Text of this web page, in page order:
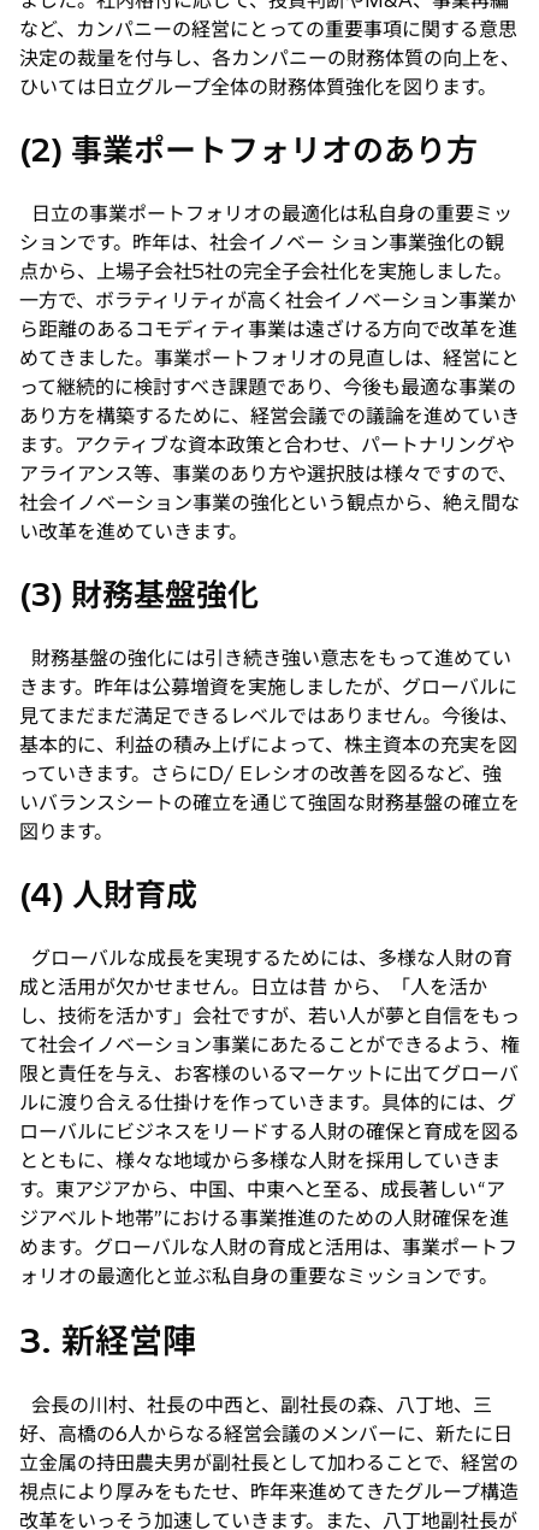
など、カンパニーの経営にとっての重要事項に関する意思
決定の裁量を付与し、各カンパニーの財務体質の向上を、
ひいては日立グループ全体の財務体質強化を図ります。
(2) 事業ポートフォリオのあり方
日立の事業ポートフォリオの最適化は私自身の重要ミッ
ションです。昨年は、社会イノベー ション事業強化の観
点から、上場子会社5社の完全子会社化を実施しました。
一方で、ボラティリティが高く社会イノベーション事業か
ら距離のあるコモディティ事業は遠ざける方向で改革を進
めてきました。事業ポートフォリオの見直しは、経営にと
って継続的に検討すべき課題であり、今後も最適な事業の
あり方を構築するために、経営会議での議論を進めていき
ます。アクティブな資本政策と合わせ、パートナリングや
アライアンス等、事業のあり方や選択肢は様々ですので、
社会イノベーション事業の強化という観点から、絶え間な
い改革を進めていきます。
(3) 財務基盤強化
財務基盤の強化には引き続き強い意志をもって進めてい
きます。昨年は公募増資を実施しましたが、グローバルに
見てまだまだ満足できるレベルではありません。今後は、
基本的に、利益の積み上げによって、株主資本の充実を図
っていきます。さらにD/ Eレシオの改善を図るなど、強
いバランスシートの確立を通じて強固な財務基盤の確立を
図ります。
(4) 人財育成
グローバルな成長を実現するためには、多様な人財の育
成と活用が欠かせません。日立は昔 から、「人を活か
し、技術を活かす」会社ですが、若い人が夢と自信をもっ
て社会イノベーション事業にあたることができるよう、権
限と責任を与え、お客様のいるマーケットに出てグローバ
ルに渡り合える仕掛けを作っていきます。具体的には、グ
ローバルにビジネスをリードする人財の確保と育成を図る
とともに、様々な地域から多様な人財を採用していきま
す。東アジアから、中国、中東へと至る、成長著しい“ア
ジアベルト地帯”における事業推進のための人財確保を進
めます。グローバルな人財の育成と活用は、事業ポートフ
ォリオの最適化と並ぶ私自身の重要なミッションです。
3. 新経営陣
会長の川村、社長の中西と、副社長の森、八丁地、三
好、高橋の6人からなる経営会議のメンバーに、新たに日
立金属の持田農夫男が副社長として加わることで、経営の
視点により厚みをもたせ、昨年来進めてきたグループ構造
改革をいっそう加速していきます。また、八丁地副社長が